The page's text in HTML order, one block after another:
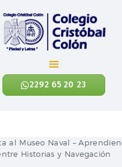
2292 65 20 23
Cristóbal Colón
REINVENTANDO LA EDUCACIÓN
ACADÉMICOS